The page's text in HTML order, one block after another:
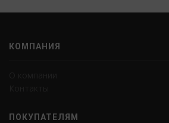
КОМПАНИЯ
ПОКУПАТЕЛЯМ